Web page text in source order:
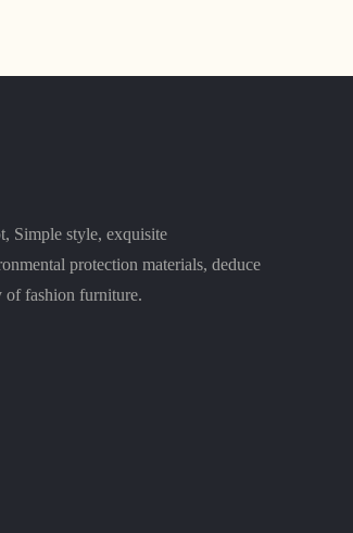
Simple style, exquisite
protection materials, deduce
of fashion furniture.